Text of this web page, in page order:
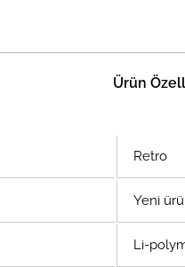
Ürün
Retro
Yeni
Li-